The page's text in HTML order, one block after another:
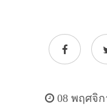
08 พฤศจิ